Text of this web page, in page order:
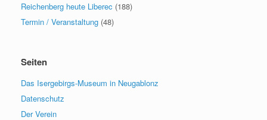
Reichenberg heute Liberec (188)
Termin / Veranstaltung (48)
Seiten
Das Isergebirgs-Museum in Neugablonz
Datenschutz
Der Verein